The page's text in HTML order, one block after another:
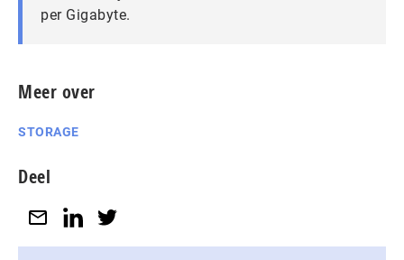
per Gigabyte.
Meer over
STORAGE
Deel